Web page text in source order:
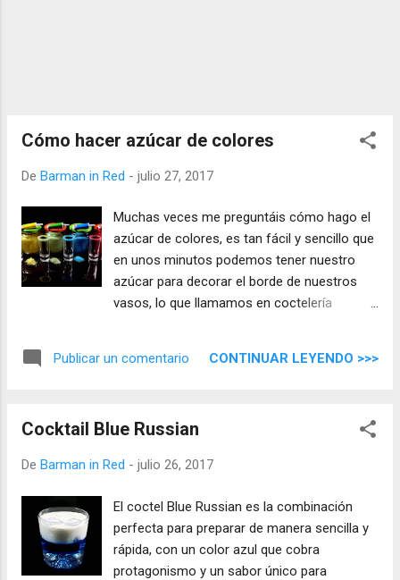
Cómo hacer azúcar de colores
De Barman in Red - julio 27, 2017
Muchas veces me preguntáis cómo hago el
azúcar de colores, es tan fácil y sencillo que
en unos minutos podemos tener nuestro
azúcar para decorar el borde de nuestros
vasos, lo que llamamos en coctelería
Publicar un comentario CONTINUAR LEYENDO >>>
Cocktail Blue Russian
De Barman in Red - julio 26, 2017
El coctel Blue Russian es la combinación
perfecta para preparar de manera sencilla y
rápida, con un color azul que cobra
protagonismo y un sabor único para